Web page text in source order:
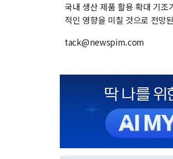
국내 생산 제품 활용 확대 기조
적인 영향을 미칠 것으로 전망
tack@newspim.com